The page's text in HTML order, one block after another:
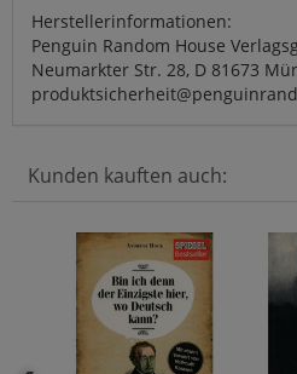
Herstellerinformationen:
Penguin Random House
Neumarkter Str. 28, D 81673
Kunden kauften auch: